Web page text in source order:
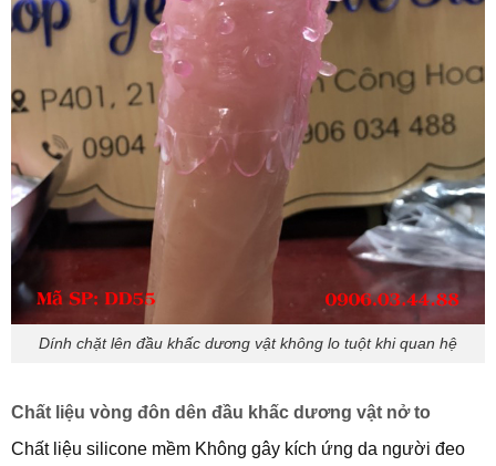
Dính chặt lên đầu khấc dương vật không lo tuột khi quan hệ
Chất liệu vòng đôn dên đầu khấc dương vật nở to
Chất liệu silicone mềm Không gây kích ứng da người đeo